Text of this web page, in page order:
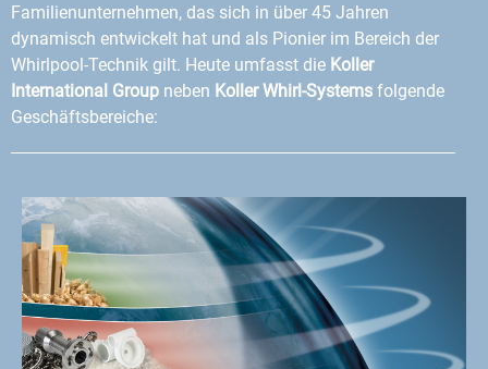
Familienunternehmen, das sich in über 45 Jahren
dynamisch entwickelt hat und als Pionier im Bereich der
Whirlpool-Technik gilt. Heute umfasst die Koller
International Group neben Koller Whirl-Systems folgende
Geschäftsbereiche: